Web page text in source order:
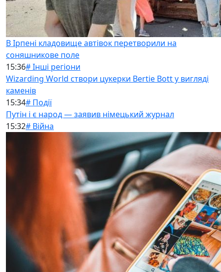
В Ірпені кладовище автівок перетворили на
соняшникове поле
15:36# Інші регіони
Wizarding World створи цукерки Bertie Bott у вигляді
каменів
15:34# Події
Путін і є народ — заявив німецький журнал
15:32# Війна